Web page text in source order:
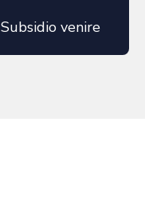
Subsidio venire